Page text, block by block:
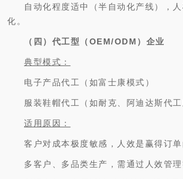
自动化程度适中（半自动化产线），
化。
（四）代工型（OEM/ODM）企业
典型模式：
电子产品代工（如富士康模式）
服装鞋帽代工（如耐克、阿迪达斯代工
适用原因：
客户对成本极度敏感，人效是赢得订单
多客户、多品类生产，需通过人效管理